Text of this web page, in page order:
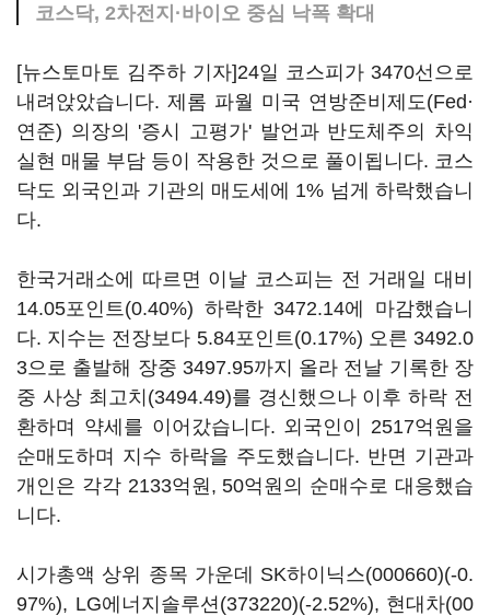
코스닥, 2차전지·바이오 중심 낙폭 확대
[뉴스토마토 김주하 기자]24일 코스피가 3470선으로
내려앉았습니다. 제롬 파월 미국 연방준비제도(Fed·
연준) 의장의 '증시 고평가' 발언과 반도체주의 차익
실현 매물 부담 등이 작용한 것으로 풀이됩니다. 코스
닥도 외국인과 기관의 매도세에 1% 넘게 하락했습니
다.
한국거래소에 따르면 이날 코스피는 전 거래일 대비
14.05포인트(0.40%) 하락한 3472.14에 마감했습니
다. 지수는 전장보다 5.84포인트(0.17%) 오른 3492.0
3으로 출발해 장중 3497.95까지 올라 전날 기록한 장
중 사상 최고치(3494.49)를 경신했으나 이후 하락 전
환하며 약세를 이어갔습니다. 외국인이 2517억원을
순매도하며 지수 하락을 주도했습니다. 반면 기관과
개인은 각각 2133억원, 50억원의 순매수로 대응했습
니다.
시가총액 상위 종목 가운데 SK하이닉스(000660)(-0.
97%), LG에너지솔루션(373220)(-2.52%), 현대차(00